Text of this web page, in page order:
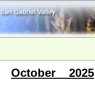
October 2025